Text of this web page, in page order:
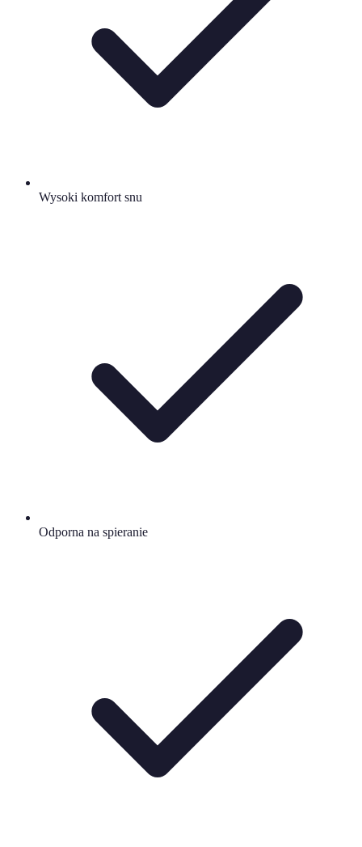
Wysoki komfort snu
Odporna na spieranie